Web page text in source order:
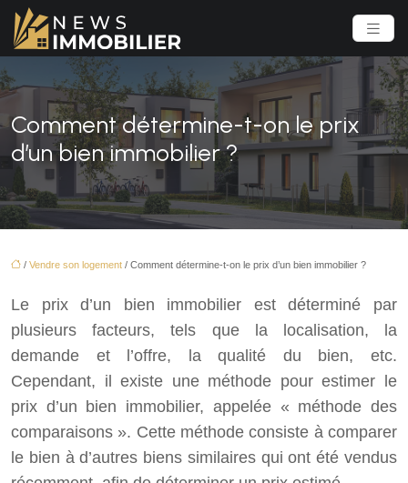
Comment détermine-t-on le prix
d’un bien immobilier ?
/ Vendre son logement / Comment détermine-t-on le prix d’un bien immobilier ?
Le prix d’un bien immobilier est déterminé par
plusieurs facteurs, tels que la localisation, la
demande et l’offre, la qualité du bien, etc.
Cependant, il existe une méthode pour estimer le
prix d’un bien immobilier, appelée « méthode des
comparaisons ». Cette méthode consiste à comparer
le bien à d’autres biens similaires qui ont été vendus